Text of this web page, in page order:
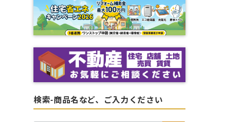
検索-商品名など、ご入力ください